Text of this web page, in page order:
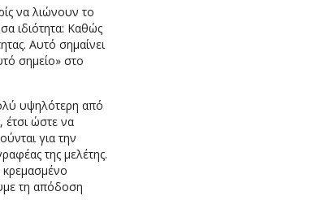
να λιώνουν το
ιδιότητα: Καθώς
Αυτό σημαίνει
σημείο» στο
υψηλότερη από
ώστε να
για την
της μελέτης.
κρεμασμένο
τη απόδοση